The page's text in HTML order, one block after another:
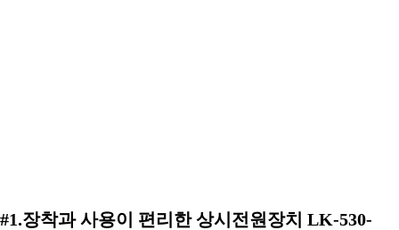
#1.장착과 사용이 편리한 상시전원장치 LK-530-